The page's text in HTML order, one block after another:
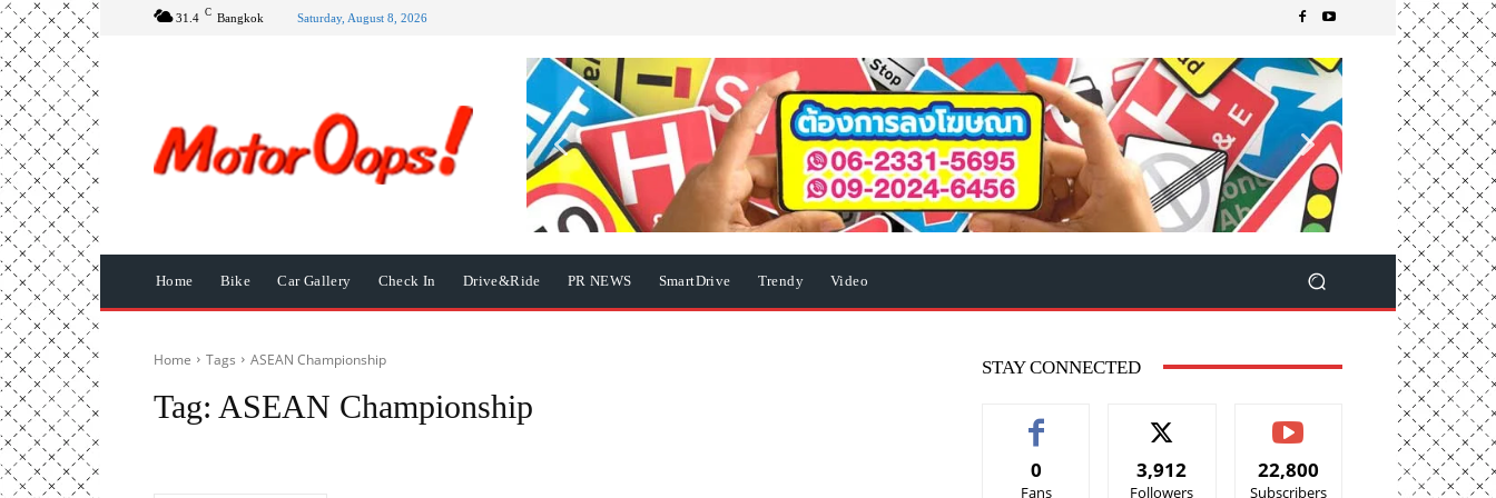
31.4 C Bangkok Saturday, August 8, 2026
Home Bike Car Gallery Check In Drive&Ride PR NEWS SmartDrive Trendy Video
Home Tags ASEAN Championship
Tag: ASEAN Championship
STAY CONNECTED
0
Fans
3,912
Followers
22,800
Subscribers